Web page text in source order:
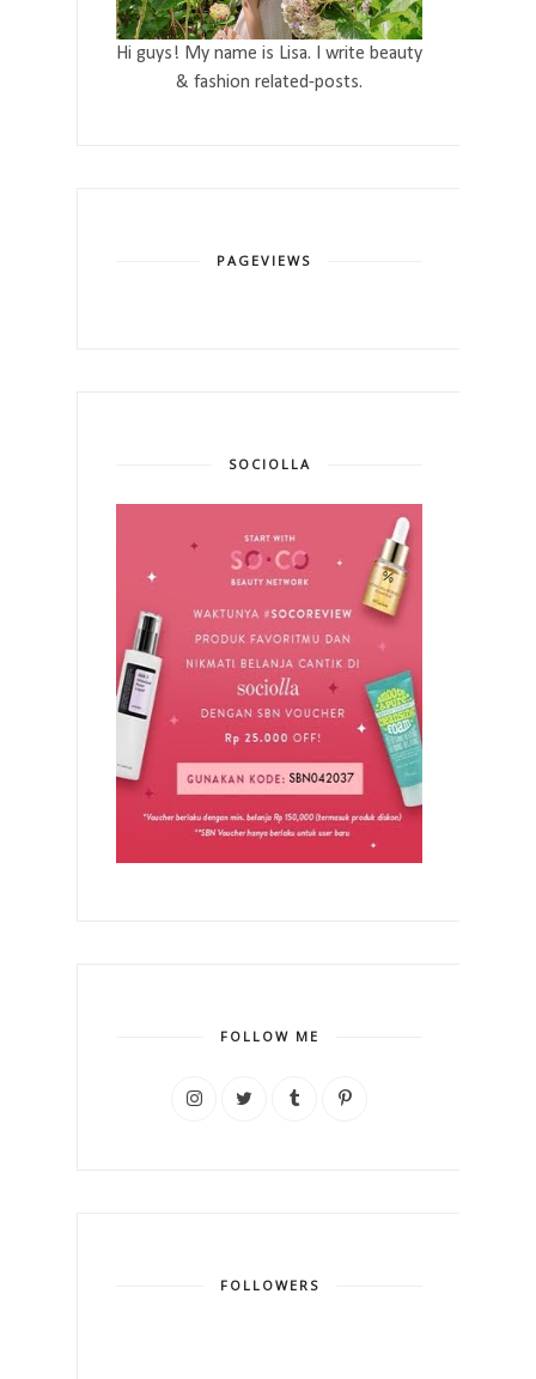
Hi guys! My name is Lisa. I write beauty
& fashion related-posts.
PAGEVIEWS
SOCIOLLA
FOLLOW ME
FOLLOWERS